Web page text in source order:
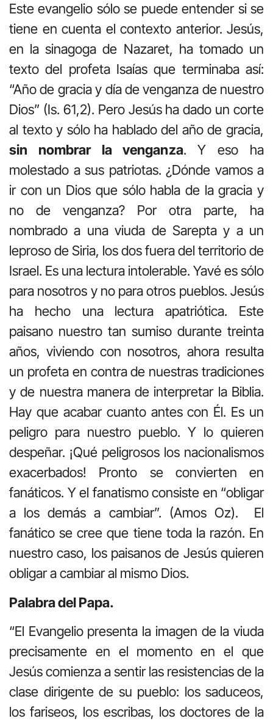
Este evangelio sólo se puede entender si se
tiene en cuenta el contexto anterior. Jesús,
en la sinagoga de Nazaret, ha tomado un
texto del profeta Isaías que terminaba así:
“Año de gracia y día de venganza de nuestro
Dios” (Is. 61,2). Pero Jesús ha dado un corte
al texto y sólo ha hablado del año de gracia,
sin nombrar la venganza. Y eso ha
molestado a sus patriotas. ¿Dónde vamos a
ir con un Dios que sólo habla de la gracia y
no de venganza? Por otra parte, ha
nombrado a una viuda de Sarepta y a un
leproso de Siria, los dos fuera del territorio de
Israel. Es una lectura intolerable. Yavé es sólo
para nosotros y no para otros pueblos. Jesús
ha hecho una lectura apatriótica. Este
paisano nuestro tan sumiso durante treinta
años, viviendo con nosotros, ahora resulta
un profeta en contra de nuestras tradiciones
y de nuestra manera de interpretar la Biblia.
Hay que acabar cuanto antes con Él. Es un
peligro para nuestro pueblo. Y lo quieren
despeñar. ¡Qué peligrosos los nacionalismos
exacerbados! Pronto se convierten en
fanáticos. Y el fanatismo consiste en “obligar
a los demás a cambiar”. (Amos Oz). El
fanático se cree que tiene toda la razón. En
nuestro caso, los paisanos de Jesús quieren
obligar a cambiar al mismo Dios.
Palabra del Papa.
“El Evangelio presenta la imagen de la viuda
precisamente en el momento en el que
Jesús comienza a sentir las resistencias de la
clase dirigente de su pueblo: los saduceos,
los fariseos, los escribas, los doctores de la